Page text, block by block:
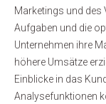
Marketings und des
Aufgaben und die
Unternehmen ihre
höhere Umsätze
Einblicke in das
Analysefunktionen